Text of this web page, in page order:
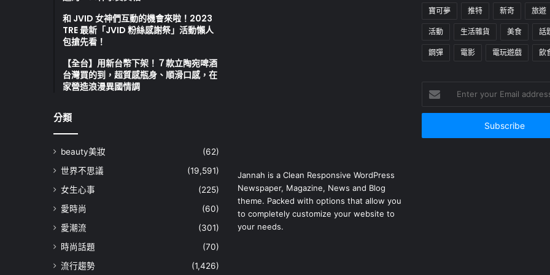
和 JVID 女神們互動的機會來啦！2023
TRE 最新「JVID 粉絲感謝祭」活動懶人
包搶先看！
【全台】用新台幣下架！７款立陶宛啤酒
台灣買的到，超質感瓶身、順滑口感，在
家營造浪漫異國情調
分類
beauty美妝
(62)
世界不思議
(19,591)
女生心事
(225)
愛時尚
(60)
愛潮流
(301)
時尚話題
(70)
流行趨勢
(1,426)
Jannah is a Clean Responsive WordPress
Newspaper, Magazine, News and Blog
theme. Packed with options that allow you
to completely customize your website to
your needs.
寶可夢 推特 新奇 旅遊
活動 生活雜貨 美食 話
鋼彈 電影 電玩遊戲 飲
your
Email